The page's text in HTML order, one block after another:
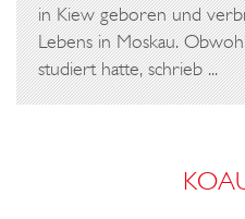
in Kiew geboren und
Lebens in Moskau.
studiert hatte, schrieb ...